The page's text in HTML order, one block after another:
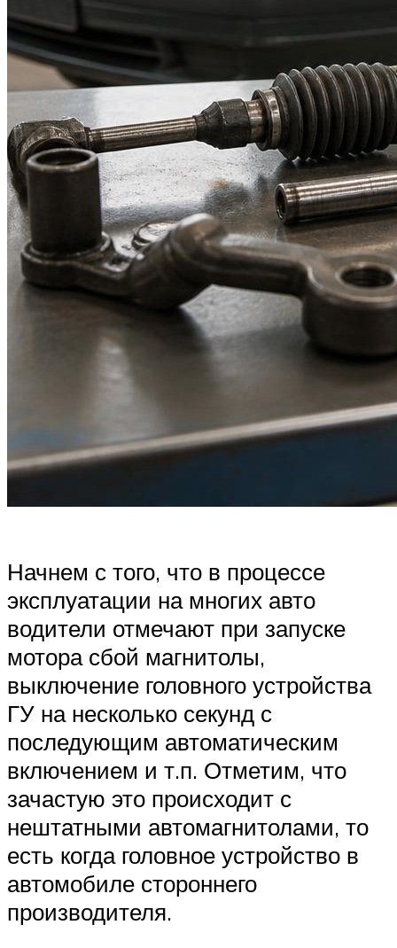
Начнем с того, что в процессе
эксплуатации на многих авто
водители отмечают при запуске
мотора сбой магнитолы,
выключение головного устройства
ГУ на несколько секунд с
последующим автоматическим
включением и т.п. Отметим, что
зачастую это происходит с
нештатными автомагнитолами, то
есть когда головное устройство в
автомобиле стороннего
производителя.